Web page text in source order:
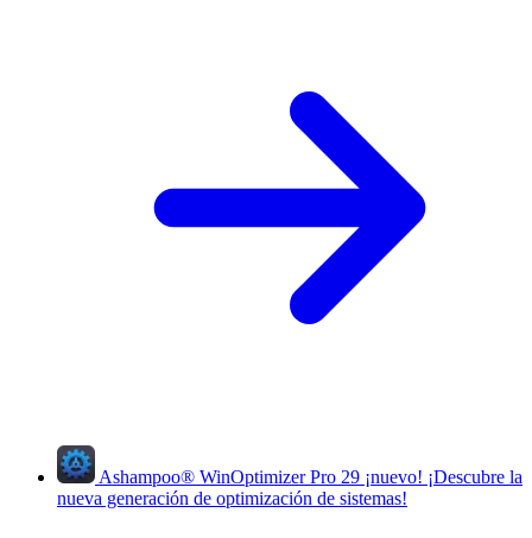
Ashampoo® WinOptimizer Pro 29 ¡nuevo! ¡Descubre la
nueva generación de optimización de sistemas!